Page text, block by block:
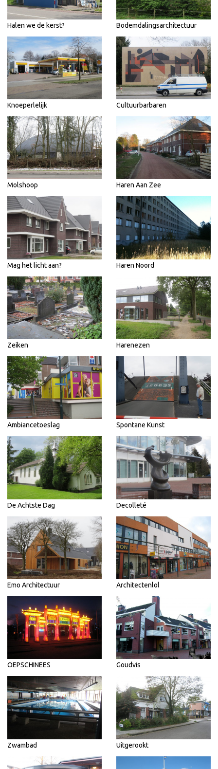
Halen we de kerst? Bodemdalingsarchitectuur
Knoeperlelijk Cultuurbarbaren
Molshoop Haren Aan Zee
Mag het licht aan? Haren Noord
Zeiken Harenezen
Ambiancetoeslag Spontane Kunst
De Achtste Dag Decolleté
Emo Architectuur Architectenlol
OEPSCHINEES Goudvis
Zwambad Uitgerookt